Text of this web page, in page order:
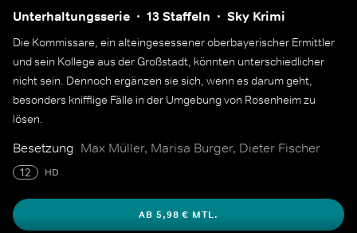
Unterhaltungsserie 13 Staffeln Sky Krimi
Die Kommissare, ein alteingesessener oberbayerischer Ermittler
und sein Kollege aus der Großstadt, könnten unterschiedlicher
nicht sein. Dennoch ergänzen sie sich, wenn es darum geht,
besonders knifflige Fälle in der Umgebung von Rosenheim zu
lösen.
Besetzung Max Müller, Marisa Burger, Dieter Fischer
12 HD
AB 5,98 € MTL.